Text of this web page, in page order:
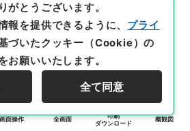
面操作 全画面
印刷
ダウンロード
概観図
がとうございます。
報を提供できるように、 プライ
づいたクッキー（Cookie）の
お願いいたします。
全て同意